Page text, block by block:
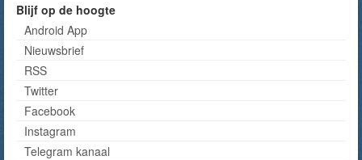
Blijf op de hoogte
Android App
Nieuwsbrief
RSS
Twitter
Facebook
Instagram
Telegram kanaal